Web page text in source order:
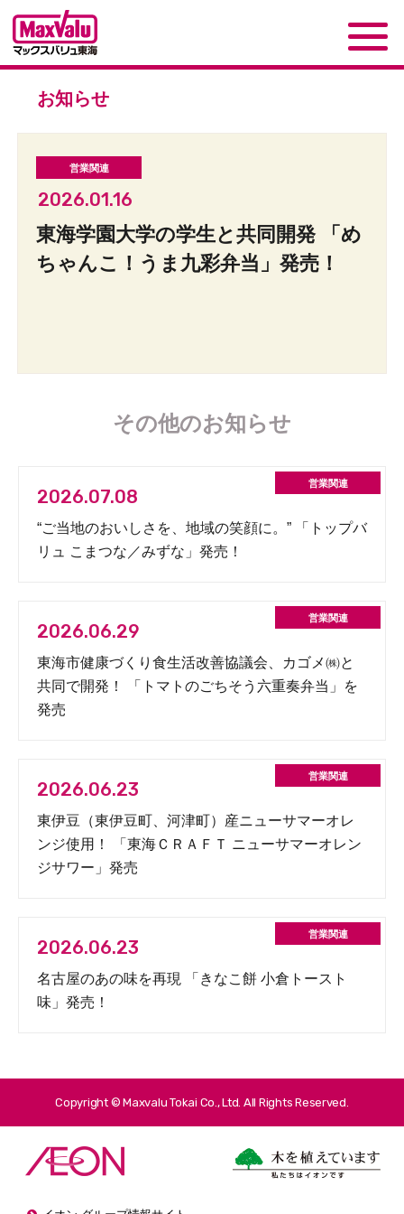
お知らせ
2026.01.16
東海学園大学の学生と共同開発 「め
ちゃんこ！うま九彩弁当」発売！
その他のお知らせ
2026.07.08
“ご当地のおいしさを、地域の笑顔に。” 「トップバ
リュ こまつな／みずな」発売！
2026.06.29
東海市健康づくり食生活改善協議会、カゴメ㈱と
共同で開発！ 「トマトのごちそう六重奏弁当」を
発売
2026.06.23
東伊豆（東伊豆町、河津町）産ニューサマーオレ
ンジ使用！ 「東海ＣＲＡＦＴ ニューサマーオレン
ジサワー」発売
2026.06.23
名古屋のあの味を再現 「きなこ餅 小倉トースト
味」発売！
Copyright © Maxvalu Tokai Co., Ltd. All Rights Reserved.